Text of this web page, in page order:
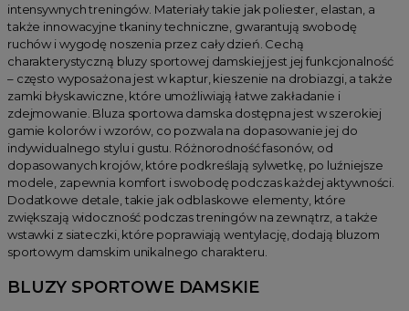
intensywnych treningów. Materiały takie jak poliester, elastan, a
także innowacyjne tkaniny techniczne, gwarantują swobodę
ruchów i wygodę noszenia przez cały dzień. Cechą
charakterystyczną bluzy sportowej damskiej jest jej funkcjonalność
– często wyposażona jest w kaptur, kieszenie na drobiazgi, a także
zamki błyskawiczne, które umożliwiają łatwe zakładanie i
zdejmowanie. Bluza sportowa damska dostępna jest w szerokiej
gamie kolorów i wzorów, co pozwala na dopasowanie jej do
indywidualnego stylu i gustu. Różnorodność fasonów, od
dopasowanych krojów, które podkreślają sylwetkę, po luźniejsze
modele, zapewnia komfort i swobodę podczas każdej aktywności.
Dodatkowe detale, takie jak odblaskowe elementy, które
zwiększają widoczność podczas treningów na zewnątrz, a także
wstawki z siateczki, które poprawiają wentylację, dodają bluzom
sportowym damskim unikalnego charakteru.
BLUZY SPORTOWE DAMSKIE